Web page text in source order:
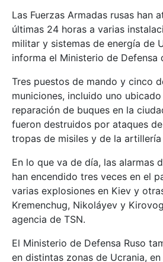
Las Fuerzas Armadas rusas han
últimas 24 horas a varias
militar y sistemas de energía de
informa el Ministerio de Defensa
Tres puestos de mando y cinco
municiones, incluido uno
reparación de buques en la
fueron destruidos por ataques
tropas de misiles y de la artillería
En lo que va de día, las alarmas
han encendido tres veces en el
varias explosiones en Kiev y
Kremenchug, Nikoláyev y
agencia de TSN.
El Ministerio de Defensa Ruso
en distintas zonas de Ucrania,